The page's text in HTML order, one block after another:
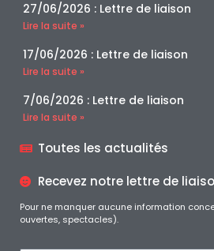
27/06/2026 : Lettre de liaison
Lire la suite »
17/06/2026 : Lettre de liaison
Lire la suite »
7/06/2026 : Lettre de liaison
Lire la suite »
Toutes les actualités
Recevez notre lettre de
Pour ne manquer aucune information
ouvertes, spectacles).